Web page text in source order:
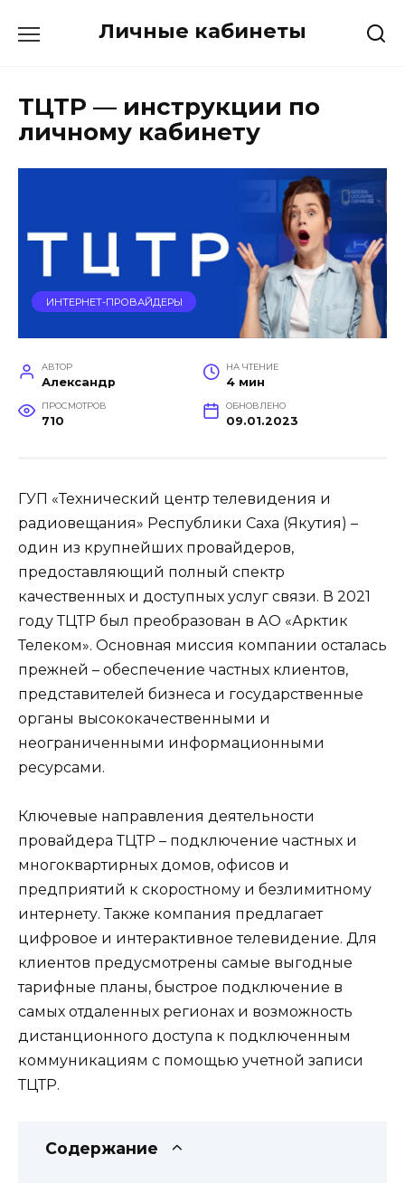
Личные кабинеты
ТЦТР — инструкции по
личному кабинету
ИНТЕРНЕТ-ПРОВАЙДЕРЫ
АВТОР
Александр
НА ЧТЕНИЕ
4 мин
ПРОСМОТРОВ
710
ОБНОВЛЕНО
09.01.2023
ГУП «Технический центр телевидения и
радиовещания» Республики Саха (Якутия) –
один из крупнейших провайдеров,
предоставляющий полный спектр
качественных и доступных услуг связи. В 2021
году ТЦТР был преобразован в АО «Арктик
Телеком». Основная миссия компании осталась
прежней – обеспечение частных клиентов,
представителей бизнеса и государственные
органы высококачественными и
неограниченными информационными
ресурсами.
Ключевые направления деятельности
провайдера ТЦТР – подключение частных и
многоквартирных домов, офисов и
предприятий к скоростному и безлимитному
интернету. Также компания предлагает
цифровое и интерактивное телевидение. Для
клиентов предусмотрены самые выгодные
тарифные планы, быстрое подключение в
самых отдаленных регионах и возможность
дистанционного доступа к подключенным
коммуникациям с помощью учетной записи
ТЦТР.
Содержание